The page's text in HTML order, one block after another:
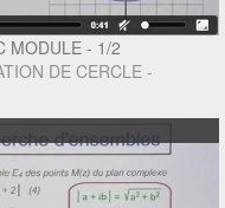
MODULE - 1/2
DE CERCLE -